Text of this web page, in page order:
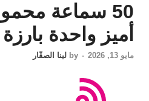
50 سماعة
أميز واحدة
مايو 13, 2026 -
by لينا الصقّار